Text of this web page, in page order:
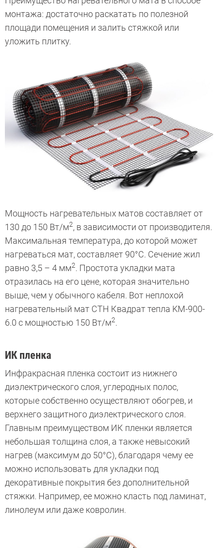
монтажа: достаточно раскатать по полезной
площади помещения и залить стяжкой или
уложить плитку.
Мощность нагревательных матов составляет от
130 до 150 Вт/м2, в зависимости от производителя.
Максимальная температура, до которой может
нагреваться мат, составляет 90°С. Сечение жил
равно 3,5 – 4 мм2. Простота укладки мата
отразилась на его цене, которая значительно
выше, чем у обычного кабеля. Вот неплохой
нагревательный мат СТН Квадрат тепла KM-900-
6.0 с мощностью 150 Вт/м2.
ИК пленка
Инфракрасная пленка состоит из нижнего
диэлектрического слоя, углеродных полос,
которые собственно осуществляют обогрев, и
верхнего защитного диэлектрического слоя.
Главным преимуществом ИК пленки является
небольшая толщина слоя, а также невысокий
нагрев (максимум до 50°С), благодаря чему ее
можно использовать для укладки под
декоративные покрытия без дополнительной
стяжки. Например, ее можно класть под ламинат,
линолеум или даже ковролин.